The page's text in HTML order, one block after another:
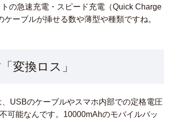
の急速充電・スピード充電（Quick Charge
ーブルが挿せる数や薄型や種類ですね。
変換ロス」
USBのケーブルやスマホ内部での定格電圧
可能なんです。10000mAhのモバイルバッ